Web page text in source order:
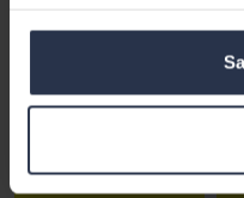
Webinaarin esitysmateriaalin
Kumppaniwebinaari